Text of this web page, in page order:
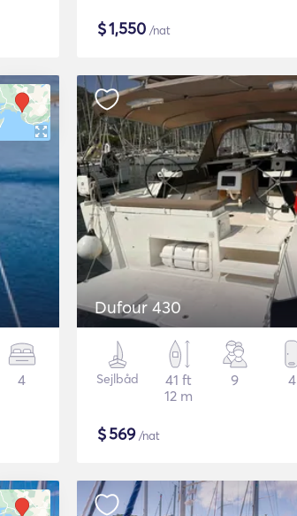
$1,550 /nat
4
Dufour 430
Sejlbåd
41 ft
12 m
9 4
$569/nat